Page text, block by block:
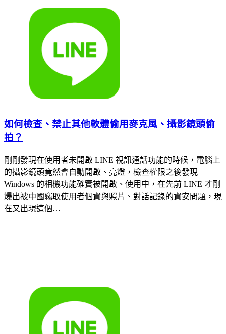
如何檢查、禁止其他軟體偷用麥克風、攝影鏡頭偷
拍？
剛剛發現在使用者未開啟 LINE 視訊通話功能的時候，電腦上
的攝影鏡頭竟然會自動開啟、亮燈，檢查權限之後發現
Windows 的相機功能確實被開啟、使用中，在先前 LINE 才剛
爆出被中國竊取使用者個資與照片、對話記錄的資安問題，現
在又出現這個…